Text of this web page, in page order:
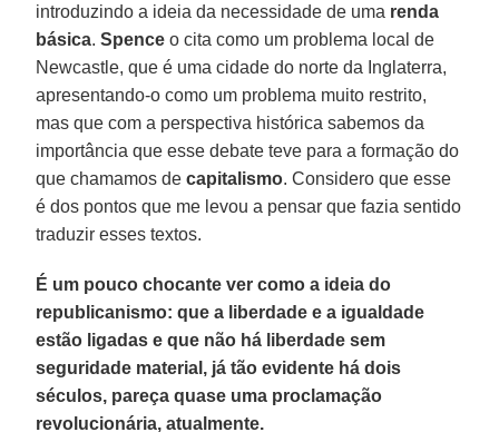
introduzindo a ideia da necessidade de uma renda
básica.Spence o cita como um problema local de
Newcastle, que é uma cidade do norte da Inglaterra,
apresentando-o como um problema muito restrito,
mas que com a perspectiva histórica sabemos da
importância que esse debate teve para a formação do
que chamamos decapitalismo. Considero que esse
é dos pontos que me levou a pensar que fazia sentido
traduzir esses textos.
É um pouco chocante ver como a ideia do
republicanismo: que a liberdade e a igualdade
estão ligadas e que não há liberdade sem
seguridade material, já tão evidente há dois
séculos, pareça quase uma proclamação
revolucionária, atualmente.